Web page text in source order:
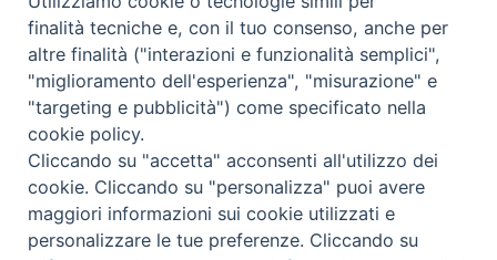
Contatti:Tel.: 06.93268401 - Fax.: 06.9323844
E-mail:curia@diocesidialbano.it
Orari: dal Lunedì al Venerdì Ore: 9:00 - 13:00
Lunedì, Mercoledì e Venerdì, Ore 9:30 - 12:30
finalità tecniche e, con il tuo consenso, anche per
altre finalità ("interazioni e funzionalità semplici",
"miglioramento dell'esperienza", "misurazione" e
"targeting e pubblicità") come specificato nella
cookie policy.
Cliccando su "accetta" acconsenti all'utilizzo dei
cookie. Cliccando su "personalizza" puoi avere
maggiori informazioni sui cookie utilizzati e
personalizzare le tue preferenze. Cliccando su